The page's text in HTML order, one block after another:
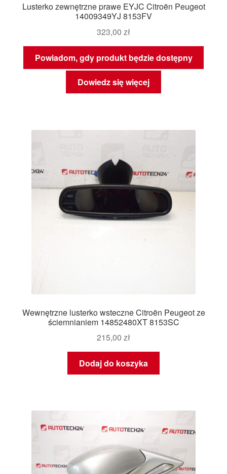
Lusterko zewnętrzne prawe EYJC Citroën Peugeot
14009349YJ 8153FV
323,00 zł
Powiadom, gdy produkt będzie dostępny
Dowiedz się więcej
Wewnętrzne lusterko wsteczne Citroën Peugeot ze
ściemnianiem 14852480XT 8153SC
215,00 zł
Dodaj do koszyka